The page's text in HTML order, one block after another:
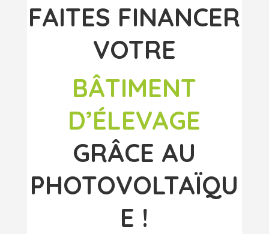
FAITES FINANCER
VOTRE
BÂTIMENT
D’ÉLEVAGE
GRÂCE AU
PHOTOVOLTAÏQU
E !